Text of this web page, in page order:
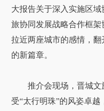
大报告关于深入实施区
旅协同发展战略合作框
拉近两座城市的感情，
的新篇章。
推介会现场，晋城文
受“太行明珠”的风姿卓